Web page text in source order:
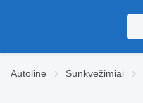
Autoline Sunkvežimiai